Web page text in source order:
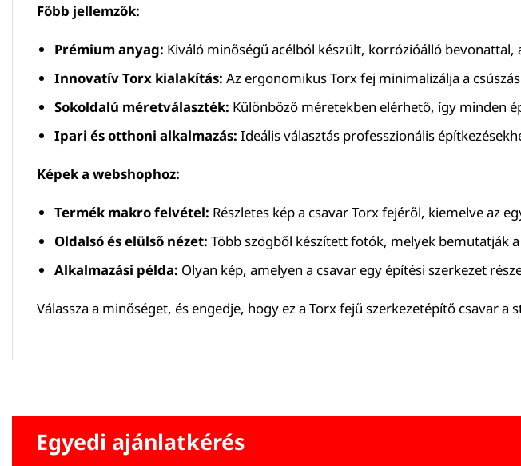
Főbb jellemzők:
Prémium anyag: Kiváló minőségű acélból készült, korrózióálló
Innovatív Torx kialakítás: Az ergonomikus Torx fej minimalizálja a
Sokoldalú méretválaszték: Különböző méretekben elérhető, így minden
Ipari és otthoni alkalmazás: Ideális választás professzionális
Képek a webshophoz:
Termék makro felvétel: Részletes kép a csavar Torx fejéről, kiemelve az
Oldalsó és elülső nézet: Több szögből készített fotók, melyek bemutatják
Alkalmazási példa: Olyan kép, amelyen a csavar egy építési szerkezet
Válassza a minőséget, és engedje, hogy ez a Torx fejű szerkezetépítő csavar
Egyedi ajánlatkérés